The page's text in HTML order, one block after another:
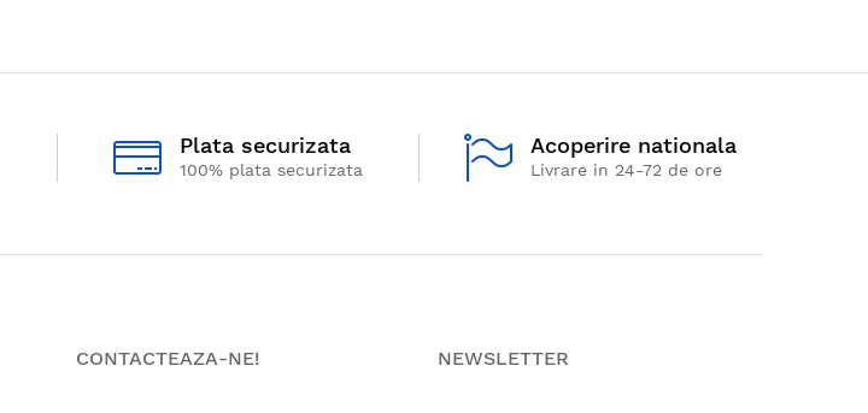
Plata securizata
100% plata securizata
Acoperire nationala
Livrare in 24-72 de ore
CONTACTEAZA-NE! NEWSLETTER